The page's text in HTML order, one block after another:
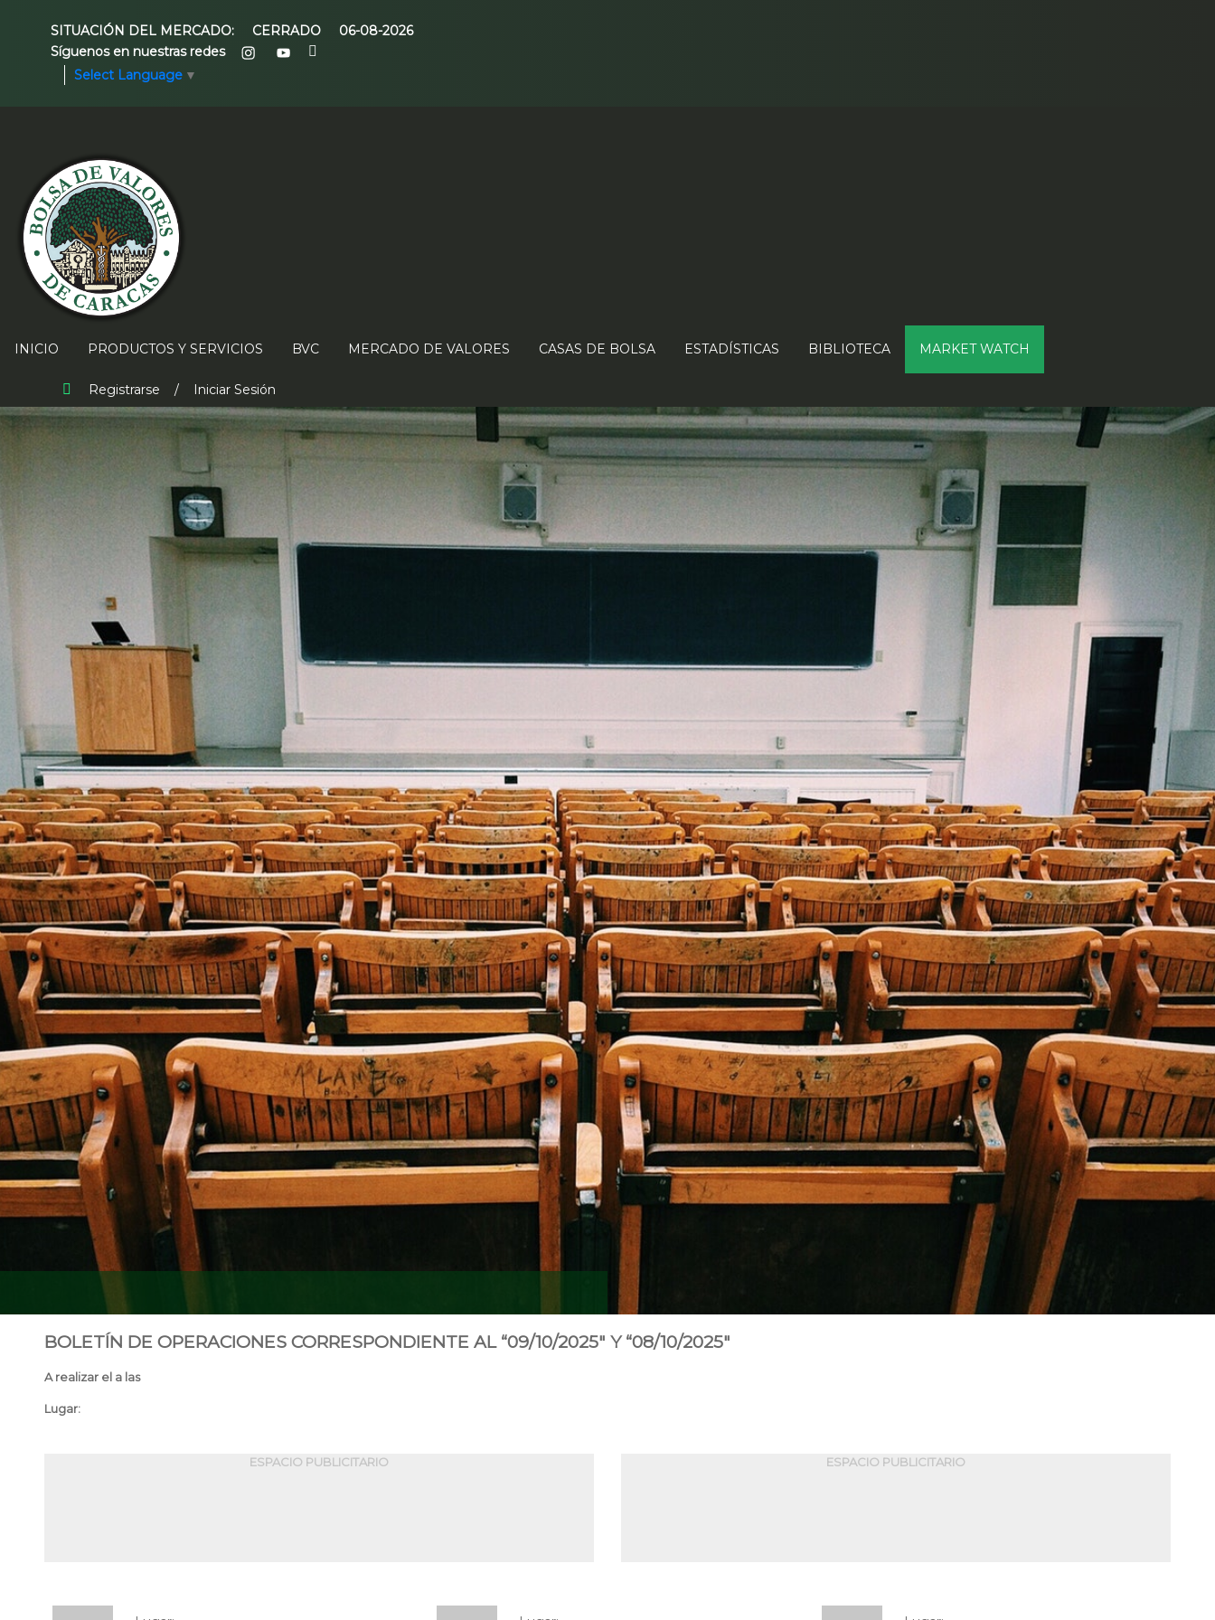
SITUACIÓN DEL MERCADO: CERRADO
06-08-2026
Síguenos en nuestras redes
Select Language ▼
INICIO PRODUCTOS Y SERVICIOS BVC MERCADO DE VALORES CASAS DE BOLSA ESTADÍSTICAS BIBLIOTECA MARKET WATCH
Registrarse / Iniciar Sesión
BOLETÍN DE OPERACIONES CORRESPONDIENTE AL “09/10/2025″ Y “08/10/2025″
A realizar el a las
Lugar:
ESPACIO PUBLICITARIO ESPACIO PUBLICITARIO